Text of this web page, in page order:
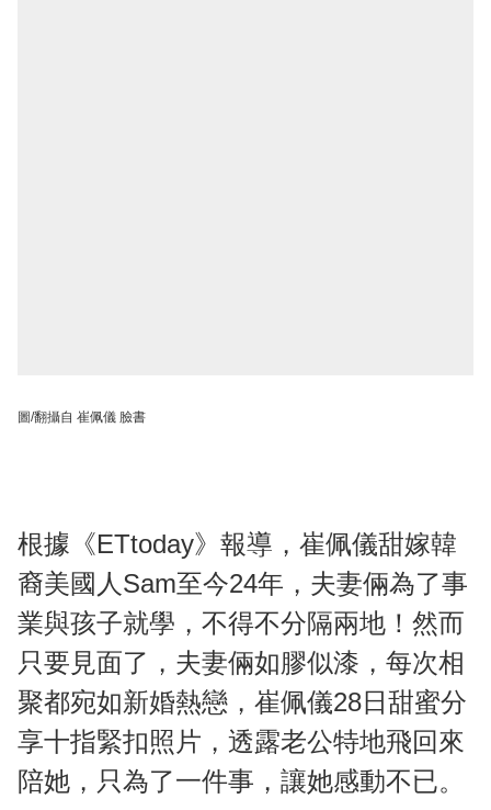
圖/翻攝自 崔佩儀 臉書
根據《ETtoday》報導，崔佩儀甜嫁韓
裔美國人Sam至今24年，夫妻倆為了事
業與孩子就學，不得不分隔兩地！然而
只要見面了，夫妻倆如膠似漆，每次相
聚都宛如新婚熱戀，崔佩儀28日甜蜜分
享十指緊扣照片，透露老公特地飛回來
陪她，只為了一件事，讓她感動不已。